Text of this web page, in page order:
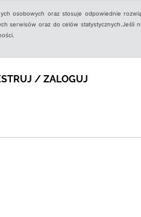
osobowych oraz stosuje odpowiednie
serwisów oraz do celów statystycznych.Jeśli
/ ZALOGUJ